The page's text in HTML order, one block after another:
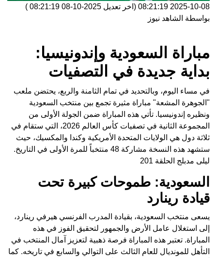
2025-10-08 08:21:19 (اخر تعديل 2025-10-08 08:21:19
)
بواسطة الشاهد نيوز
مباراة السعودية وإندونيسيا:
بداية جديدة في التصفيات
في مساء اليوم، وبالتحديد في تمام الثامنة والربع، يحتضن ملعب
"الجوهرة المشعة" مباراة مثيرة تجمع بين منتخب السعودية
ونظيره إندونيسيا. تأتي هذه المباراة ضمن الجولة الأولى من
المجموعة الثانية في تصفيات كأس العالم 2026، التي ستقام في
ثلاثة دول هي الولايات المتحدة الأمريكية وكندا والمكسيك، حيث
ستشهد هذه النسخة مشاركة 48 منتخباً للمرة الأولى في التاريخ.
ليلى مدبلج الحلقة 201
السعودية: طموحات كبيرة تحت
قيادة رينارد
يسعى منتخب السعودية، بقيادة المدرب الفرنسي هيرفي رينارد،
إلى استغلال عامل الأرض والجمهور لتحقيق الفوز في هذه
المباراة. تعتبر هذه المباراة فرصة ذهبية لتعزيز آمال المنتخب في
التأهل للمونديال للعام الثالث على التوالي والسابع في تاريخه. كما